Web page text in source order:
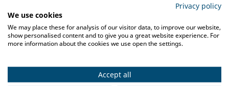
Privacy policy
We use cookies
We may place these for analysis of our visitor data, to improve our website,
show personalised content and to give you a great website experience. For
more information about the cookies we use open the settings.
Accept all